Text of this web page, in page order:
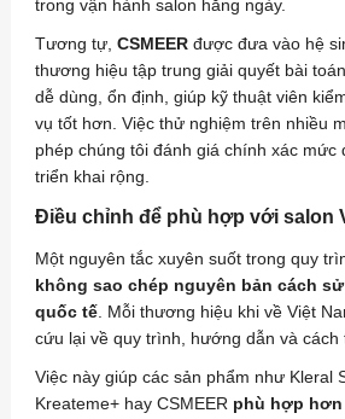
trong vận hành salon hằng ngày.
Tương tự, CSMEERđược đưa vào hệ
thương hiệu tập trung giải quyết bài
dễ dùng, ổn định, giúp kỹ thuật viên
vụ tốt hơn. Việc thử nghiệm trên nhiều
phép chúng tôi đánh giá chính xác
triển khai rộng.
Điều chỉnh để phù hợp với salon
Một nguyên tắc xuyên suốt trong quy
không sao chép nguyên bản cách
quốc tế. Mỗi thương hiệu khi về Việt
cứu lại về quy trình, hướng dẫn và cách
Việc này giúp các sản phẩm như Kleral
Kreateme+ hay CSMEER phù hợp